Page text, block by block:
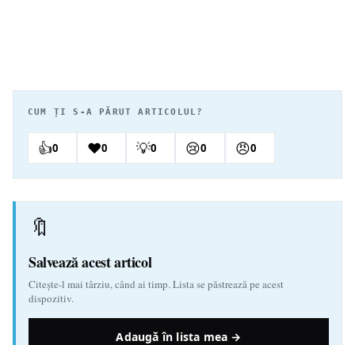
CUM ȚI S-A PĂRUT ARTICOLUL?
👍0 ❤️0 💡0 😢0 😠0
🔖
Salvează acest articol
Citește-l mai târziu, când ai timp. Lista se păstrează pe acest
dispozitiv.
Adaugă în lista mea →